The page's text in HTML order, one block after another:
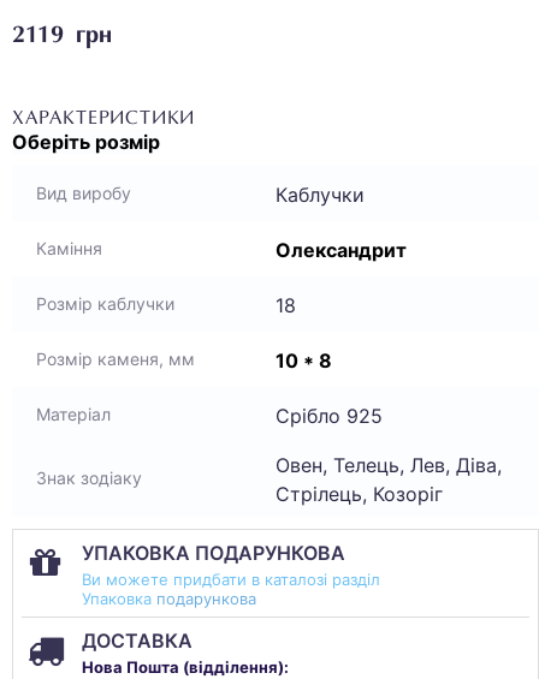
2119 грн
ХАРАКТЕРИСТИКИ
Оберіть розмір
Вид виробу Каблучки
Каміння Олександрит
Розмір каблучки 18
Розмір каменя, мм 10 * 8
Матеріал Срібло 925
Знак зодіаку
Овен, Телець, Лев, Діва,
Стрілець, Козоріг
УПАКОВКА ПОДАРУНКОВА
Ви можете придбати в каталозі разділ
Упаковка подарункова
ДОСТАВКА
Нова Пошта (відділення):